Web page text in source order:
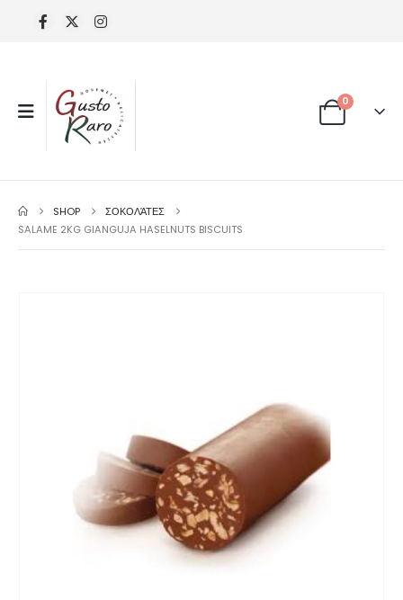
0
SHOP
ΣΟΚΟΛΆΤΕΣ
SALAME 2KG GIANGUJA HASELNUTS BISCUITS